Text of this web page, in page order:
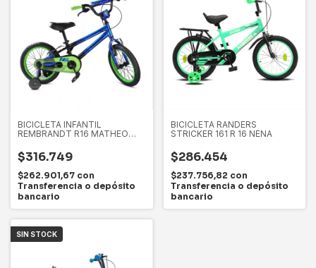
BICICLETA INFANTIL
REMBRANDT R16 MATHEO
$316.749
$262.901,67 con
Transferencia o depósito
bancario
BICICLETA RANDERS
STRICKER 161 R 16 NENA
$286.454
$237.756,82 con
Transferencia o depósito
bancario
SIN STOCK